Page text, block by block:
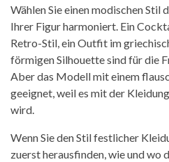
Wählen Sie einen modischen Stil
Ihrer Figur harmoniert. Ein
Retro-Stil, ein Outfit im
förmigen Silhouette sind für die
Aber das Modell mit einem
geeignet, weil es mit der
wird.
Wenn Sie den Stil festlicher
zuerst herausfinden, wie und